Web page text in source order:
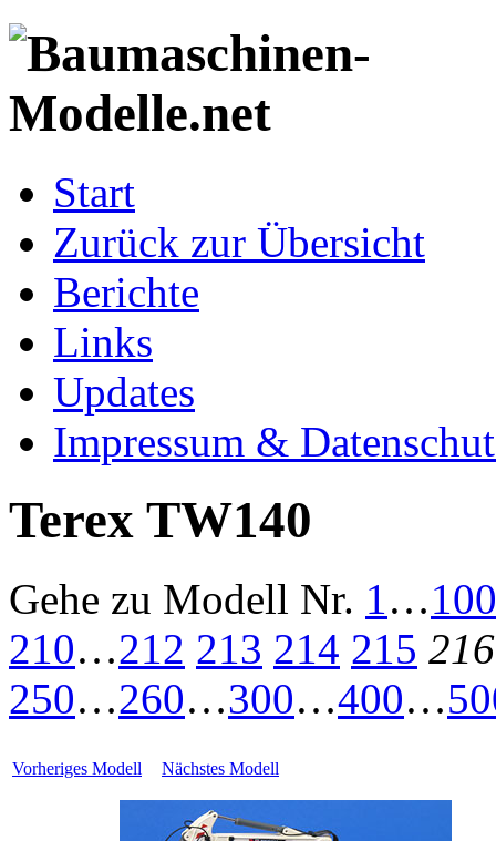
Start
Zurück zur Übersicht
Berichte
Links
Updates
Impressum &
Terex TW140
Gehe zu Modell Nr. 1…100
210…212 213 214 215 216
250…260…300…400…
Vorheriges Modell Nächstes Modell